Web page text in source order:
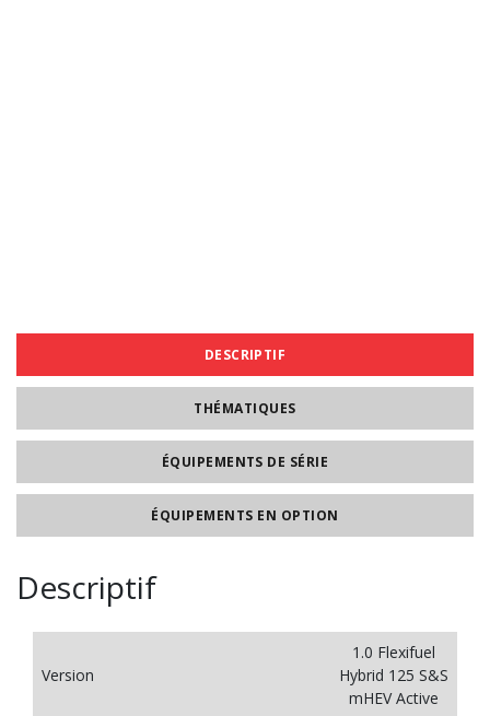
DESCRIPTIF
THÉMATIQUES
ÉQUIPEMENTS DE SÉRIE
ÉQUIPEMENTS EN OPTION
Descriptif
Version
1.0 Flexifuel
Hybrid 125 S&S
mHEV Active